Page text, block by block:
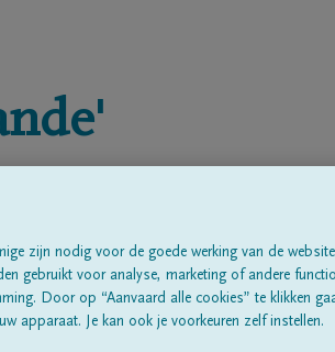
zijn nodig voor de goede werking van de
gebruikt voor analyse, marketing of andere
Door op “Aanvaard alle cookies” te klikken
apparaat. Je kan ook je voorkeuren zelf instellen.